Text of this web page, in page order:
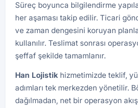
Süreç boyunca bilgilendirme
her aşaması takip edilir. Ticari
ve zaman dengesini koruyan
kullanılır. Teslimat sonrası
şeffaf şekilde tamamlanır.
Han Lojistik hizmetimizde teklif,
adımları tek merkezden yönetilir.
dağılmadan, net bir operasyon